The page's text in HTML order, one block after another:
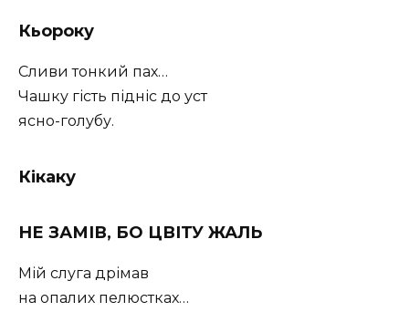
Кьороку
Сливи тонкий пах…
Чашку гість підніс до уст
ясно-голубу.
Кікаку
НЕ ЗАМІВ, БО ЦВІТУ ЖАЛЬ
Мій слуга дрімав
на опалих пелюстках…